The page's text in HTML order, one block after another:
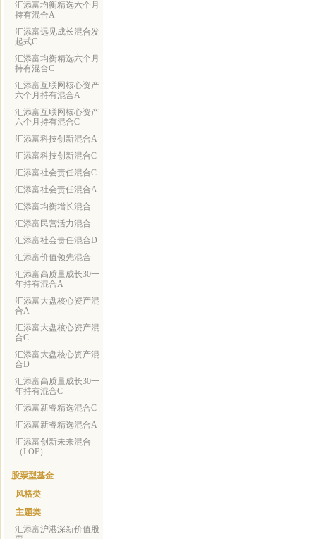
汇添富均衡精选六个月
持有混合A
汇添富远见成长混合发
起式C
汇添富均衡精选六个月
持有混合C
汇添富互联网核心资产
六个月持有混合A
汇添富互联网核心资产
六个月持有混合C
汇添富科技创新混合A
汇添富科技创新混合C
汇添富社会责任混合C
汇添富社会责任混合A
汇添富均衡增长混合
汇添富民营活力混合
汇添富社会责任混合D
汇添富价值领先混合
汇添富高质量成长30一
年持有混合A
汇添富大盘核心资产混
合A
汇添富大盘核心资产混
合C
汇添富大盘核心资产混
合D
汇添富高质量成长30一
年持有混合C
汇添富新睿精选混合C
汇添富新睿精选混合A
汇添富创新未来混合
（LOF）
股票型基金
风格类
主题类
汇添富沪港深新价值股